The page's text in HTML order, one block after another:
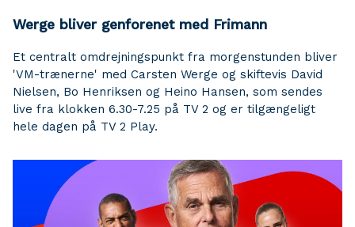
Werge bliver genforenet med Frimann
Et centralt omdrejningspunkt fra morgenstunden bliver
'VM-trænerne' med Carsten Werge og skiftevis David
Nielsen, Bo Henriksen og Heino Hansen, som sendes
live fra klokken 6.30-7.25 på TV 2 og er tilgængeligt
hele dagen på TV 2 Play.